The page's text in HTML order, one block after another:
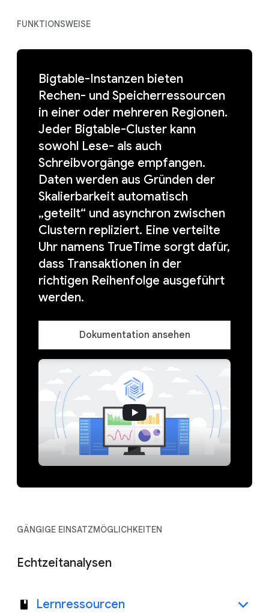
FUNKTIONSWEISE
Bigtable-Instanzen bieten
Rechen- und Speicherressourcen
in einer oder mehreren Regionen.
Jeder Bigtable-Cluster kann
sowohl Lese- als auch
Schreibvorgänge empfangen.
Daten werden aus Gründen der
Skalierbarkeit automatisch
„geteilt“ und asynchron zwischen
Clustern repliziert. Eine verteilte
Uhr namens TrueTime sorgt dafür,
dass Transaktionen in der
richtigen Reihenfolge ausgeführt
werden.
Dokumentation ansehen
GÄNGIGE EINSATZMÖGLICHKEITEN
Echtzeitanalysen
Lernressourcen